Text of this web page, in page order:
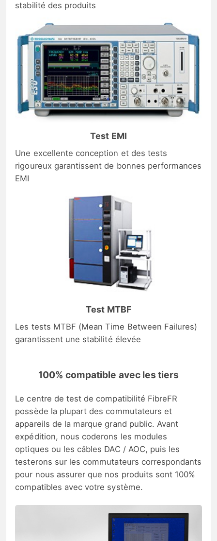
stabilité des produits
Test EMI
Une excellente conception et des tests
rigoureux garantissent de bonnes performances
EMI
Test MTBF
Les tests MTBF (Mean Time Between Failures)
garantissent une stabilité élevée
100% compatible avec les tiers
Le centre de test de compatibilité FibreFR
possède la plupart des commutateurs et
appareils de la marque grand public. Avant
expédition, nous coderons les modules
optiques ou les câbles DAC / AOC, puis les
testerons sur les commutateurs correspondants
pour nous assurer que nos produits sont 100%
compatibles avec votre système.